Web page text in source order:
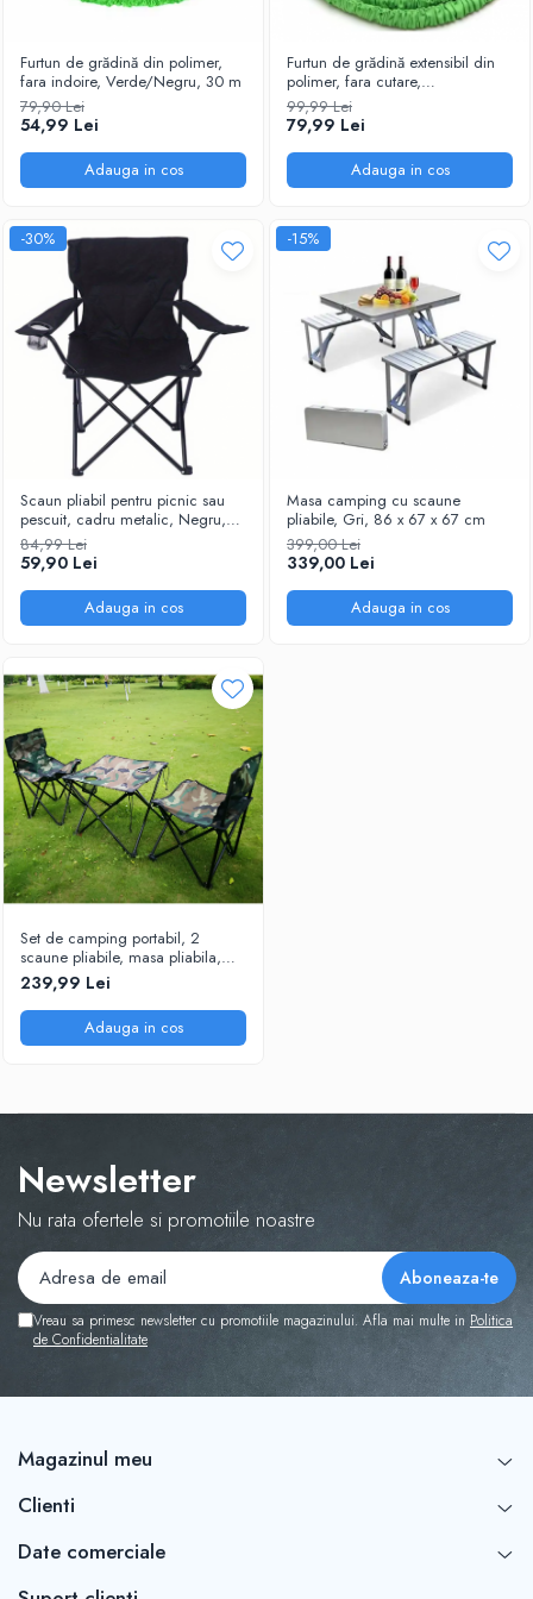
Furtun de grădină din polimer,
fara indoire, Verde/Negru, 30 m
79,90 Lei
54,99 Lei
Adauga in cos
Furtun de grădină extensibil din
polimer, fara cutare,
Verde/Negru, 60 m
99,99 Lei
79,99 Lei
Adauga in cos
-30%
Scaun pliabil pentru picnic sau
pescuit, cadru metalic, Negru,
52 x 85 x 85 cm
84,99 Lei
59,90 Lei
Adauga in cos
-15%
Masa camping cu scaune
pliabile, Gri, 86 x 67 x 67 cm
399,00 Lei
339,00 Lei
Adauga in cos
Set de camping portabil, 2
scaune pliabile, masa pliabila,
geanta de transport, model
camuflaj, 4 piese
239,99 Lei
Adauga in cos
Newsletter
Nu rata ofertele si promotiile noastre
Vreau sa primesc newsletter cu promotiile magazinului. Afla mai multe in Politica
de Confidentialitate
Magazinul meu
Clienti
Date comerciale